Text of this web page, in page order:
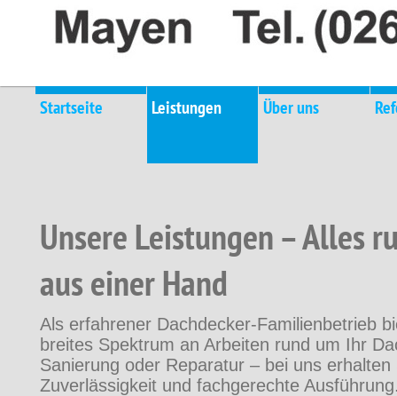
Startseite Leistungen Über uns
Unsere Leistungen – Alles
aus einer Hand
Als erfahrener Dachdecker-Familienbetrieb
breites Spektrum an Arbeiten rund um Ihr
Sanierung oder Reparatur – bei uns erhalten
Zuverlässigkeit und fachgerechte